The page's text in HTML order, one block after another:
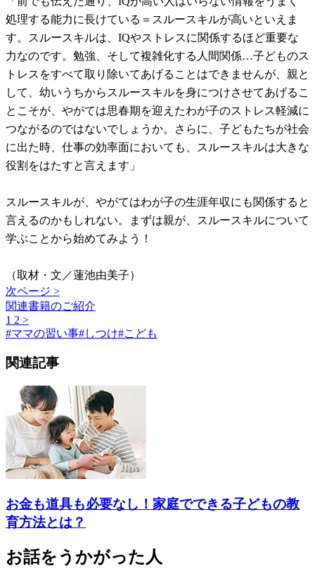
処理する能力に長けている＝スルースキルが高いといえま
す。スルースキルは、IQやストレスに関係するほど重要な
力なのです。勉強、そして複雑化する人間関係…子どものス
トレスをすべて取り除いてあげることはできませんが、親と
して、幼いうちからスルースキルを身につけさせてあげるこ
とこそが、やがては思春期を迎えたわが子のストレス軽減に
つながるのではないでしょうか。さらに、子どもたちが社会
に出た時、仕事の効率面においても、スルースキルは大きな
役割をはたすと言えます」
スルースキルが、やがてはわが子の生涯年収にも関係すると
言えるのかもしれない。まずは親が、スルースキルについて
学ぶことから始めてみよう！
（取材・文／蓮池由美子）
次ページ >
関連書籍のご紹介
1 2 >
#ママの習い事#しつけ#こども
関連記事
お金も道具も必要なし！家庭でできる子どもの教
育方法とは？
お話をうかがった人